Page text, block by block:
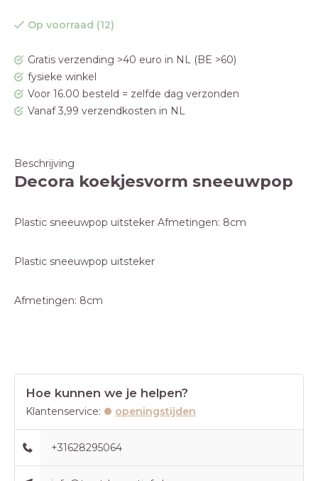
Op voorraad (12)
Gratis verzending >40 euro in NL (BE >60)
fysieke winkel
Voor 16.00 besteld = zelfde dag verzonden
Vanaf 3,99 verzendkosten in NL
Beschrijving
Decora koekjesvorm sneeuwpop
Plastic sneeuwpop uitsteker Afmetingen: 8cm
Plastic sneeuwpop uitsteker
Afmetingen: 8cm
Hoe kunnen we je helpen?
Klantenservice: openingstijden
+31628295064